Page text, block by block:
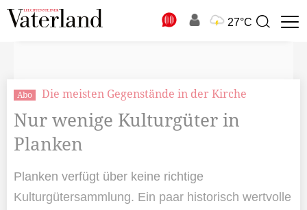
27°C
Suchbegriff
Abo Die meisten Gegenstände in der Kirche
Nur wenige Kulturgüter in
Planken
Planken verfügt über keine richtige
Kulturgütersammlung. Ein paar historisch wertvolle